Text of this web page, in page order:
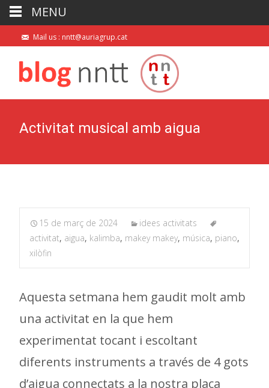
Mail us : nntt@auriagrup.cat
Activitat musical amb aigua
15 de març de 2024
idees activitats
activitat, aigua, kalimba, makey makey, música, piano,
xilòfin
Aquesta setmana hem gaudit molt amb
una activitat en la que hem
experimentat tocant i escoltant
diferents instruments a través de 4 gots
d’aigua connectats a la nostra placa
MENU